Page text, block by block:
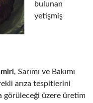
bulunan
yetişmiş
, Sarımı ve Bakımı
arıza tespitlerini
görüleceği üzere üretim